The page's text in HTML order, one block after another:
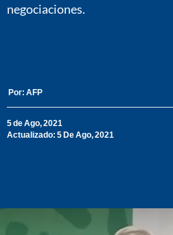
negociaciones.
Por: AFP
5 de Ago, 2021
Actualizado: 5 De Ago, 2021